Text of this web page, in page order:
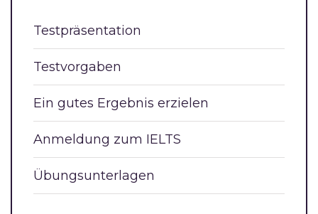
Testpräsentation
Testvorgaben
Ein gutes Ergebnis erzielen
Anmeldung zum IELTS
Übungsunterlagen